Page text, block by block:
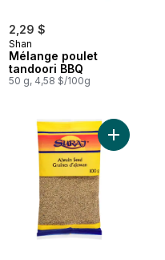
2,29 $
Shan
Mélange poulet
tandoori BBQ
50 g, 4,58 $/100g
de fenugrec (MethiAjouter